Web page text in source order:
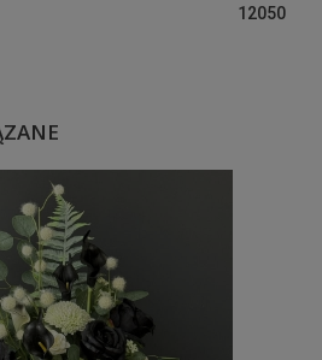
12050